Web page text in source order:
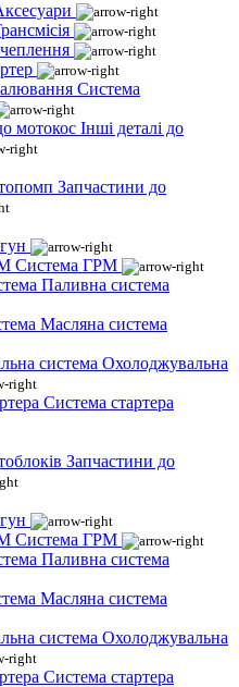
Система
Інші деталі до
Запчастини до
Система ГРМ
Паливна система
Масляна система
Охолоджувальна
Система стартера
Запчастини до
Система ГРМ
Паливна система
Масляна система
Охолоджувальна
Система стартера